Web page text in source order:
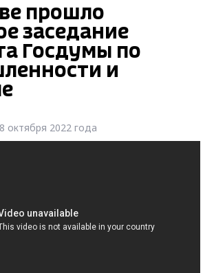
прошло
заседание
Госдумы по
и
октября 2022 года